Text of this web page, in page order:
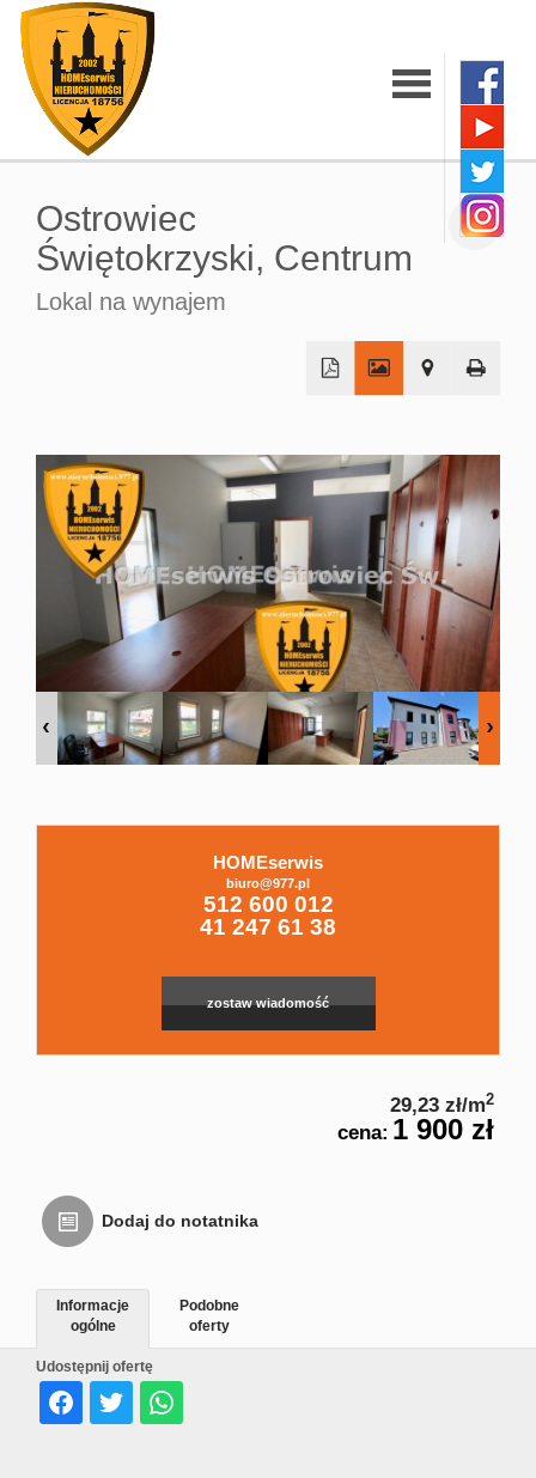
Strona
Mieszkania
Domy
Dzialki
Lokale
Usługi
deweloperska
Ostrowiec
Świętokrzyski, Centrum
Lokal na wynajem
−
Leaflet
HOMEserwis
biuro@977.pl
512 600 012
41 247 61 38
zostaw wiadomość
29,23 zł/m2
cena: 1 900 zł
Dodaj do notatnika
Udostępnij ofertę
Informacje
ogólne
Podobne
oferty